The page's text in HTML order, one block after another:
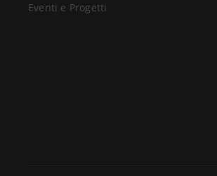
Eventi e Progetti